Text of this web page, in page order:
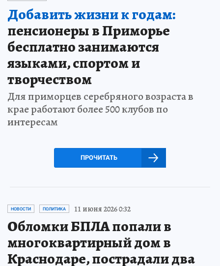
Добавить жизни к годам:
пенсионеры в Приморье
бесплатно занимаются
языками, спортом и
творчеством
Для приморцев серебряного возраста в
крае работают более 500 клубов по
интересам
ПРОЧИТАТЬ
НОВОСТИ ПОЛИТИКА 11 июня 2026 0:32
Обломки БПЛА попали в
многоквартирный дом в
Краснодаре, пострадали два